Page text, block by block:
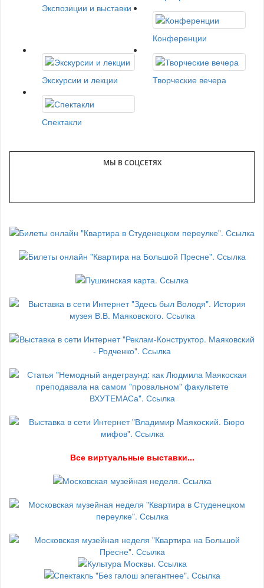
Экспозиции и выставки
Конференции
Экскурсии и лекции Творческие вечера
Спектакли
МЫ В СОЦСЕТЯХ
Все виртуальные выставки...